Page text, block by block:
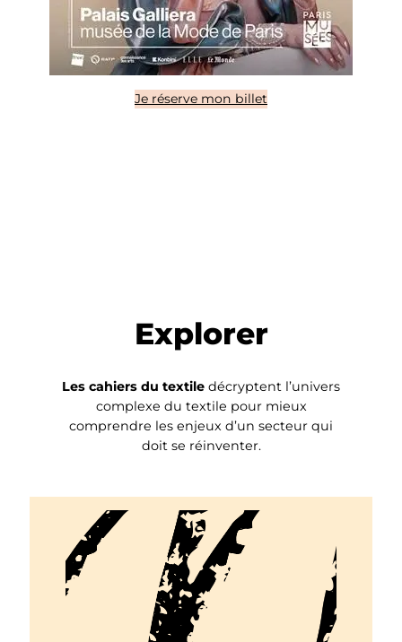
Je réserve mon billet
Explorer
Les cahiers du textile décryptent l’univers
complexe du textile pour mieux
comprendre les enjeux d’un secteur qui
doit se réinventer.